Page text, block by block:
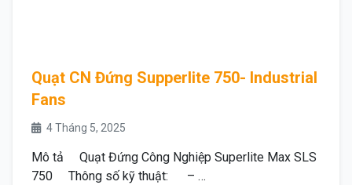
Quạt CN Đứng Supperlite 750- Industrial
Fans
4 Tháng 5, 2025
Mô tả Quạt Đứng Công Nghiệp Superlite Max SLS
750 Thông số kỹ thuật: – …